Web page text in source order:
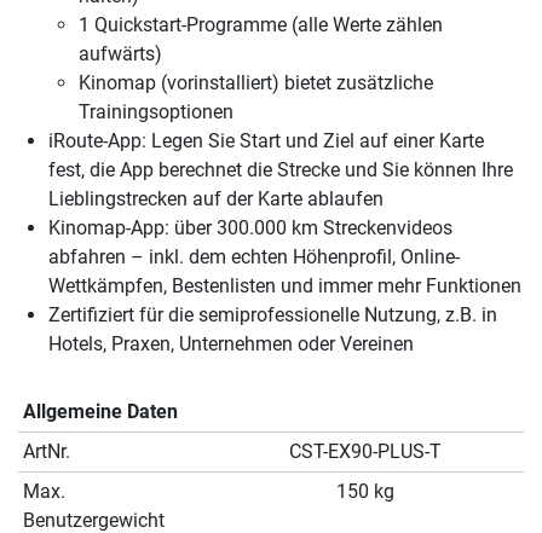
1 Quickstart-Programme (alle Werte zählen
aufwärts)
Kinomap (vorinstalliert) bietet zusätzliche
Trainingsoptionen
iRoute-App: Legen Sie Start und Ziel auf einer Karte
fest, die App berechnet die Strecke und Sie können Ihre
Lieblingstrecken auf der Karte ablaufen
Kinomap-App: über 300.000 km Streckenvideos
abfahren – inkl. dem echten Höhenprofil, Online-
Wettkämpfen, Bestenlisten und immer mehr Funktionen
Zertifiziert für die semiprofessionelle Nutzung, z.B. in
Hotels, Praxen, Unternehmen oder Vereinen
Allgemeine Daten
ArtNr.
CST-EX90-PLUS-T
Max.
Benutzergewicht
150 kg